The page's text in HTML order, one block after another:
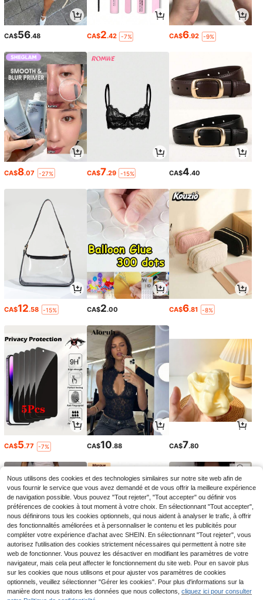
CA$56.48 CA$2.42 -7% CA$6.92 -9%
CA$8.07 -27% CA$7.29 -15% CA$4.40
CA$12.58 -15% CA$2.00 CA$6.81 -8%
CA$5.77 -7% CA$10.88 CA$7.80
CA$12.04 -12% CA$5.07 -4% CA$8.08
Nous utilisons des cookies et des technologies similaires sur notre site web afin de
vous fournir le service que vous avez demandé et de vous offrir la meilleure expérience
de navigation possible. Vous pouvez "Tout rejeter", "Tout accepter" ou définir vos
préférences de cookies à tout moment à votre choix. En sélectionnant "Tout accepter",
nous définirons tous les cookies optionnels, qui nous aident à analyser le trafic, à offrir
des fonctionnalités améliorées et à personnaliser le contenu et les publicités pour
compléter votre expérience d'achat avec SHEIN. En sélectionnant "Tout rejeter", vous
autorisez l'utilisation des cookies strictement nécessaires qui permettent à notre site
web de fonctionner. Vous pouvez les désactiver en modifiant les paramètres de votre
navigateur, mais cela peut affecter le fonctionnement du site web. Pour en savoir plus
sur les cookies que nous utilisons et pour ajuster vos paramètres de cookies
optionnels, veuillez sélectionner "Gérer les cookies". Pour plus d'informations sur la
manière dont nous traitons les données que nous collectons, cliquez ici pour consulter